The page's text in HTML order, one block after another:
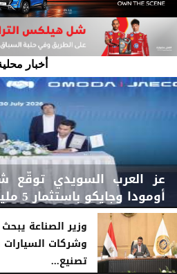
أخبار
عز العرب السويدي توقّع
أومودا وجايكو باستثمار 5 مليار...
الأربعاء، 5 أغسطس 2026 04:47 مـ
وزير الصناعة
وشركات السيارات
تصنيع...